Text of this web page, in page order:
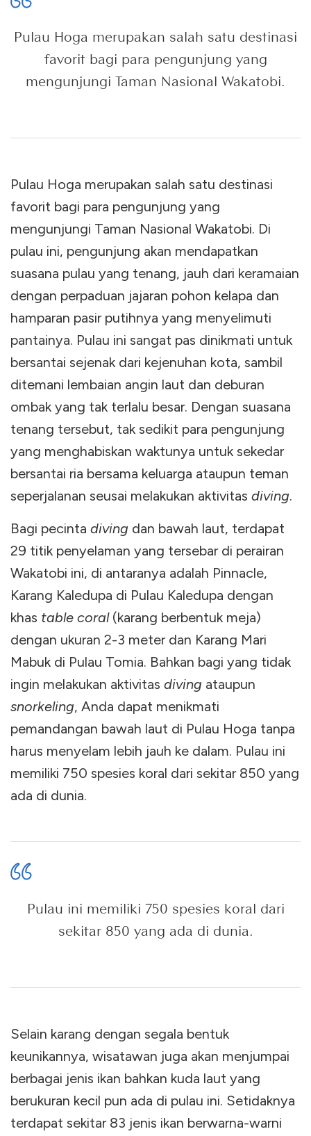
Pulau Hoga merupakan salah satu destinasi
favorit bagi para pengunjung yang
mengunjungi Taman Nasional Wakatobi.
Pulau Hoga merupakan salah satu destinasi
favorit bagi para pengunjung yang
mengunjungi Taman Nasional Wakatobi. Di
pulau ini, pengunjung akan mendapatkan
suasana pulau yang tenang, jauh dari keramaian
dengan perpaduan jajaran pohon kelapa dan
hamparan pasir putihnya yang menyelimuti
pantainya. Pulau ini sangat pas dinikmati untuk
bersantai sejenak dari kejenuhan kota, sambil
ditemani lembaian angin laut dan deburan
ombak yang tak terlalu besar. Dengan suasana
tenang tersebut, tak sedikit para pengunjung
yang menghabiskan waktunya untuk sekedar
bersantai ria bersama keluarga ataupun teman
seperjalanan seusai melakukan aktivitas diving.
Bagi pecinta diving dan bawah laut, terdapat
29 titik penyelaman yang tersebar di perairan
Wakatobi ini, di antaranya adalah Pinnacle,
Karang Kaledupa di Pulau Kaledupa dengan
khas table coral(karang berbentuk meja)
dengan ukuran 2-3 meter dan Karang Mari
Mabuk di Pulau Tomia. Bahkan bagi yang tidak
ingin melakukan aktivitas diving ataupun
snorkeling, Anda dapat menikmati
pemandangan bawah laut di Pulau Hoga tanpa
harus menyelam lebih jauh ke dalam. Pulau ini
memiliki 750 spesies koral dari sekitar 850 yang
ada di dunia.
Pulau ini memiliki 750 spesies koral dari
sekitar 850 yang ada di dunia.
Selain karang dengan segala bentuk
keunikannya, wisatawan juga akan menjumpai
berbagai jenis ikan bahkan kuda laut yang
berukuran kecil pun ada di pulau ini. Setidaknya
terdapat sekitar 83 jenis ikan berwarna-warni